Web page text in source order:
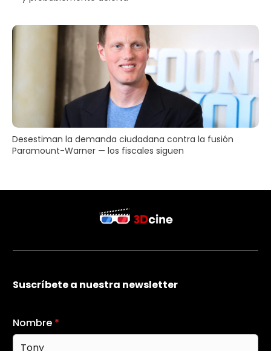
Desestiman la demanda ciudadana contra la fusión
Paramount-Warner — los fiscales siguen
Suscríbete a nuestra newsletter
Nombre *